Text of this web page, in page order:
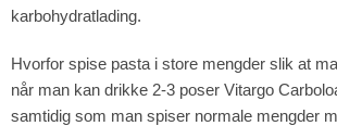
karbohydratlading.
Hvorfor spise pasta i store mengder slik at
når man kan drikke 2-3 poser Vitargo
samtidig som man spiser normale mengder